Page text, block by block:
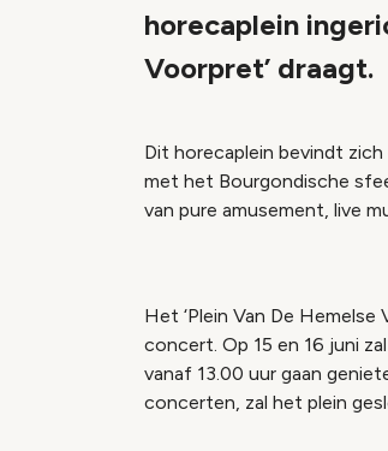
horecaplein
Voorpret’ draagt.
Dit horecaplein bevindt
met het Bourgondische
van pure amusement, live
Het ‘Plein Van De
concert. Op 15 en 16 juni
vanaf 13.00 uur gaan
concerten, zal het plein